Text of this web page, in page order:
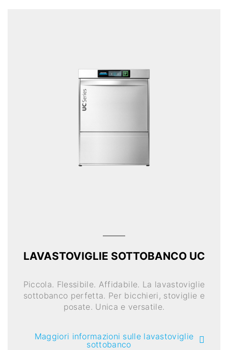
LAVASTOVIGLIE SOTTOBANCO UC
Piccola. Flessibile. Affidabile. La lavastoviglie
sottobanco perfetta. Per bicchieri, stoviglie e
posate. Unica e versatile.
Maggiori informazioni sulle lavastoviglie
sottobanco